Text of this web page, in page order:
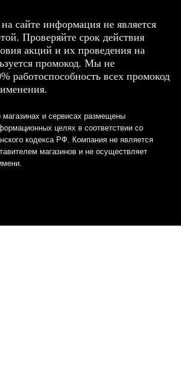
сайте информация не является
Проверяйте срок действия
акций и их проведения на
промокод. Мы не
работоспособность всех промокод
и сервисах размещены
целях в соответствии со
кодекса РФ. Компания не является
магазинов и не осуществляет